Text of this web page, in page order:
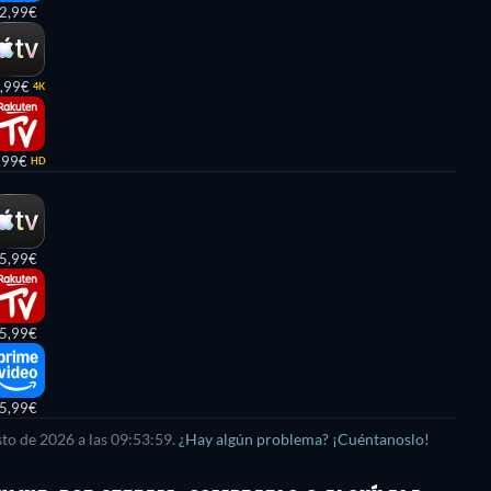
4K
HD
de 2026a las09:53:59. ¿Hay algún problema? ¡Cuéntanoslo!